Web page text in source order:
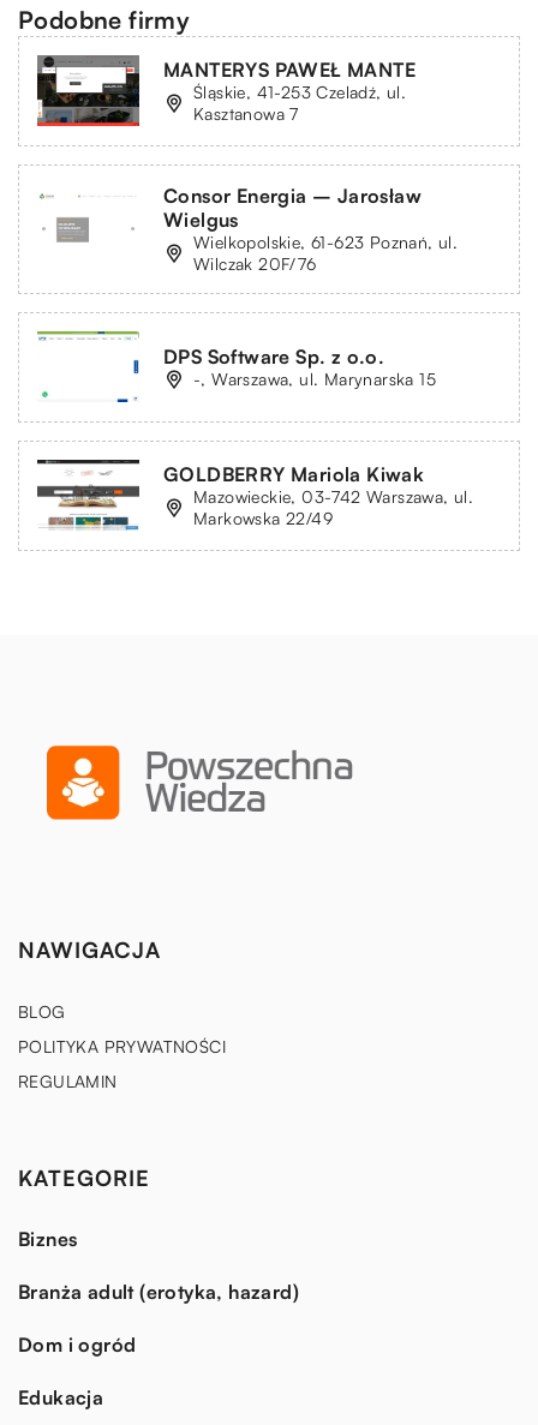
Podobne firmy
MANTERYS PAWEŁ MANTE
Śląskie, 41-253 Czeladź, ul.
Kasztanowa 7
Consor Energia – Jarosław
Wielgus
Wielkopolskie, 61-623 Poznań, ul.
Wilczak 20F/76
DPS Software Sp. z o.o.
-, Warszawa, ul. Marynarska 15
GOLDBERRY Mariola Kiwak
Mazowieckie, 03-742 Warszawa, ul.
Markowska 22/49
NAWIGACJA
BLOG
POLITYKA PRYWATNOŚCI
REGULAMIN
KATEGORIE
Biznes
Branża adult (erotyka, hazard)
Dom i ogród
Edukacja